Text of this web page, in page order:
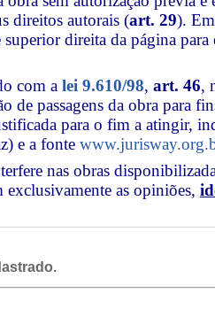
direitos autorais (art. 29).
direita da página
com a lei 9.610/98, art. 46,
de passagens da obra para
para o fim a atingir,
e a fonte
nas obras
exclusivamente as opiniões,